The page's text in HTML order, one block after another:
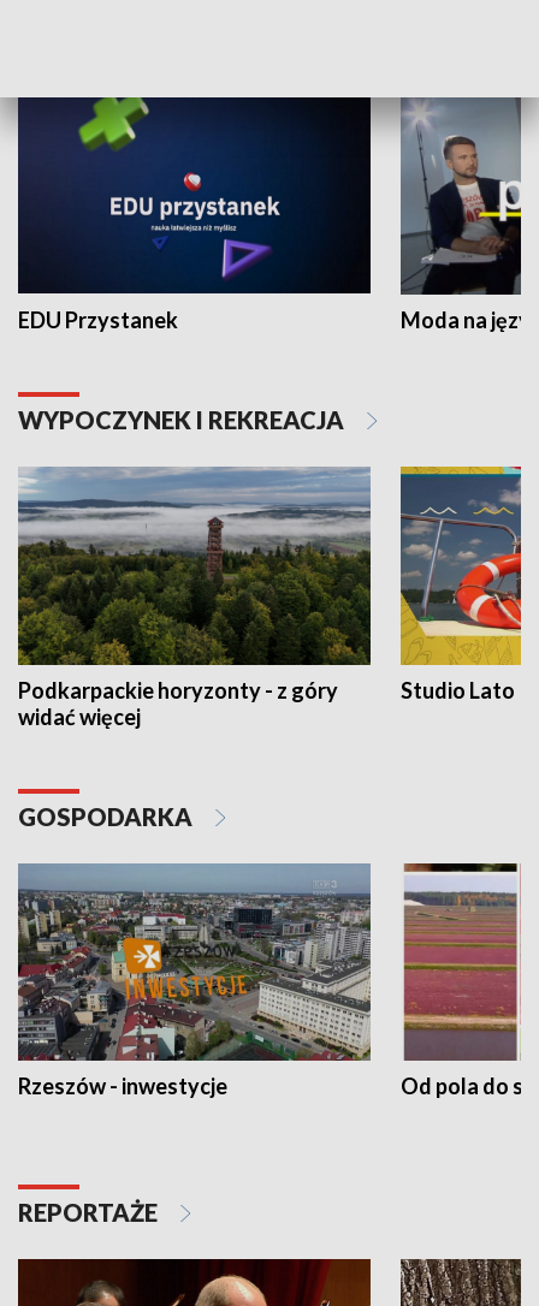
EDU Przystanek Moda na
WYPOCZYNEK I REKREACJA
Podkarpackie horyzonty - z góry
widać więcej
Studio Lato
GOSPODARKA
Rzeszów - inwestycje Od pola do
REPORTAŻE